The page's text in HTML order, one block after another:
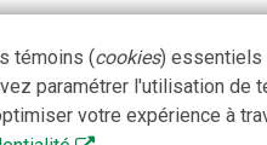
témoins (cookies) essentiels
paramétrer l'utilisation de
votre expérience à